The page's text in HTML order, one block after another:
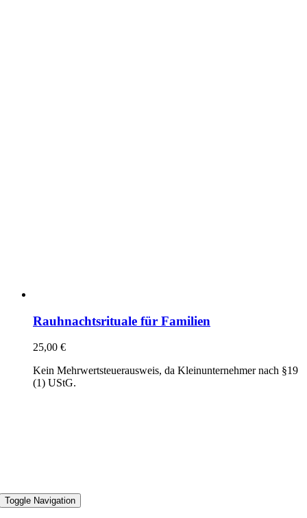
Toggle Navigation
Rauhnachtsrituale für Familien
25,00 €
Kein Mehrwertsteuerausweis, da Kleinunternehmer nach §19
(1) UStG.